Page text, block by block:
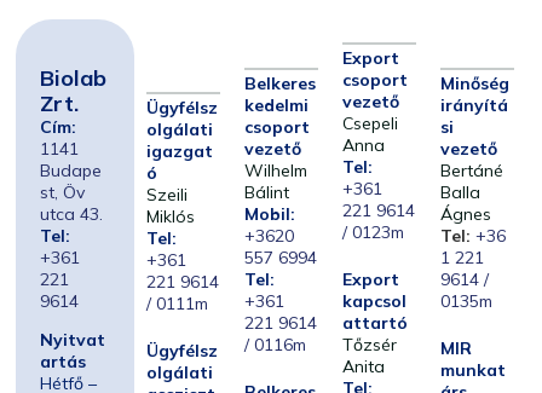
Biolab
Zrt.
Cím:
1141
Budape
st, Öv
utca 43.
Tel:
+361
221
9614
Nyitvat
artás
Hétfő –
Ügyfélsz
olgálati
igazgat
ó
Szeili
Miklós
Tel:
+361
221 9614
/ 0111m
Ügyfélsz
olgálati
Belkeres
kedelmi
csoport
vezető
Wilhelm
Bálint
Mobil:
+3620
557 6994
Tel:
+361
221 9614
/ 0116m
Export
csoport
vezető
Csepeli
Anna
Tel:
+361
221 9614
/ 0123m
Export
kapcsol
attartó
Tőzsér
Anita
Minőség
irányítá
si
vezető
Bertáné
Balla
Ágnes
Tel: +36
1 221
9614 /
0135m
MIR
munkat